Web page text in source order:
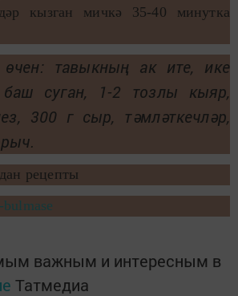
кызган мичкә 35-40 минутка
тавыкның ак ите, ике
суган, 1-2 тозлы кыяр,
300 г сыр, тәмләткечләр,
рецепты
важным и интересным в
Татмедиа